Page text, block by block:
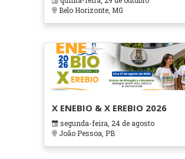
Cuidados Paliativos - ATOHOSP
Belo Horizonte, MG
X ENEBIO & X EREBIO 2026
segunda-feira, 24 de agosto
João Pessoa, PB